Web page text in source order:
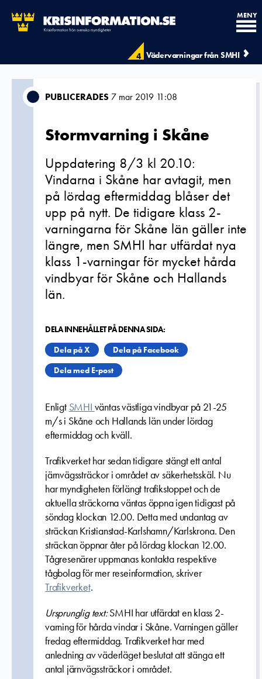
4 Vädervarningar från SMHI
MENY
PUBLICERADES 7 mar 2019 11:08
Stormvarning i Skåne
Uppdatering 8/3 kl 20.10:
Vindarna i Skåne har avtagit, men
på lördag eftermiddag blåser det
upp på nytt. De tidigare klass 2-
varningarna för Skåne län gäller inte
längre, men SMHI har utfärdat nya
klass 1-varningar för mycket hårda
vindbyar för Skåne och Hallands
län.
DELA INNEHÅLLET PÅ DENNA SIDA:
Dela på X
Dela på Facebook
Dela med E-post
Enligt SMHI väntas västliga vindbyar på 21-25
m/s i Skåne och Hallands län under lördag
eftermiddag och kväll.
Trafikverket har sedan tidigare stängt ett antal
järnvägssträckor i området av säkerhetsskäl. Nu
har myndigheten förlängt trafikstoppet och de
aktuella sträckorna väntas öppna igen tidigast på
söndag klockan 12.00. Detta med undantag av
sträckan Kristianstad-Karlshamn/Karlskrona. Den
sträckan öppnar åter på lördag klockan 12.00.
Tågresenärer uppmanas kontakta respektive
tågbolag för mer reseinformation, skriver
Trafikverket.
Ursprunglig text:SMHI har utfärdat en klass 2-
varning för hårda vindar i Skåne. Varningen gäller
fredag eftermiddag. Trafikverket har med
anledning av väderläget beslutat att stänga ett
antal järnvägssträckor i området.